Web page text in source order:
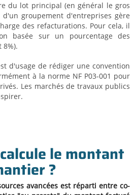
du lot principal (en général le gros
groupement d'entreprises gère
des refacturations. Pour cela, il
basée sur un pourcentage des
8%).
d'usage de rédiger une convention
à la norme NF P03-001 pour
Les marchés de travaux publics
le montant
?
avancées est réparti entre co-